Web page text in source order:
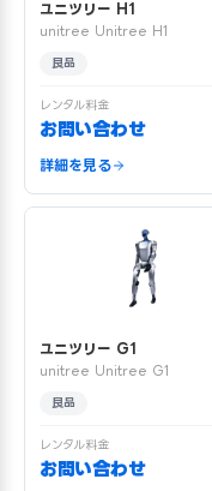
ユニツリー H1
unitree Unitree H1
良品
レンタル料金
お問い合わせ
詳細を見る
ユニツリー G1
unitree Unitree G1
良品
レンタル料金
お問い合わせ